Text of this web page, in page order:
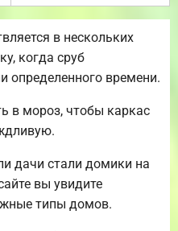
в нескольких
когда сруб
определенного времени.
в мороз, чтобы каркас
дачи стали домики на
вы увидите
типы домов.